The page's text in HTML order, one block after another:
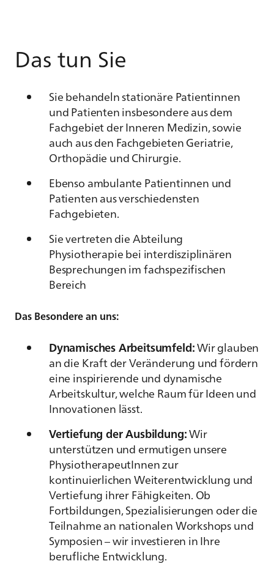
Das tun Sie
Sie behandeln stationäre Patientinnen
und Patienten insbesondere aus dem
Fachgebiet der Inneren Medizin, sowie
auch aus den Fachgebieten Geriatrie,
Orthopädie und Chirurgie.
Ebenso ambulante Patientinnen und
Patienten aus verschiedensten
Fachgebieten.
Sie vertreten die Abteilung
Physiotherapie bei interdisziplinären
Besprechungen im fachspezifischen
Bereich
Das Besondere an uns:
Dynamisches Arbeitsumfeld:Wir glauben
an die Kraft der Veränderung und fördern
eine inspirierende und dynamische
Arbeitskultur, welche Raum für Ideen und
Innovationen lässt.
Vertiefung der Ausbildung:Wir
unterstützen und ermutigen unsere
PhysiotherapeutInnen zur
kontinuierlichen Weiterentwicklung und
Vertiefung ihrer Fähigkeiten. Ob
Fortbildungen, Spezialisierungen oder die
Teilnahme an nationalen Workshops und
Symposien – wir investieren in Ihre
berufliche Entwicklung.